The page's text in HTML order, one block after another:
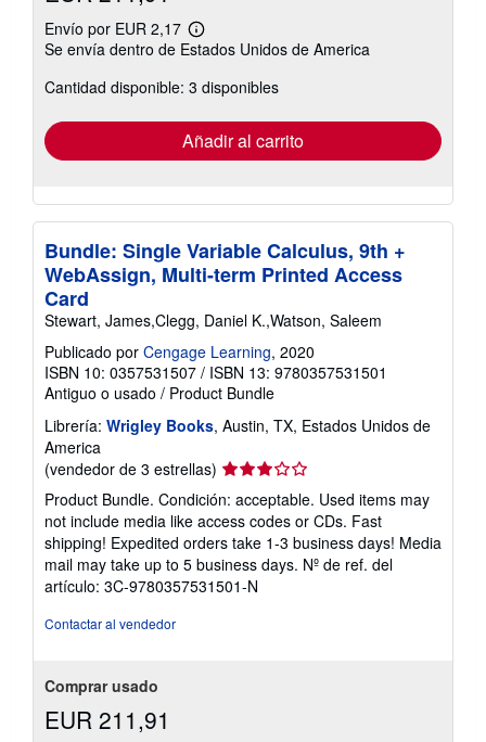
Envío por EUR 2,17
Más
información
las
tarifas
envío
Se envía dentro de Estados Unidos de America
Cantidad disponible: 3 disponibles
Añadir al carrito
Bundle: Single Variable Calculus, 9th +
WebAssign, Multi-term Printed Access
Card
Stewart, James,Clegg, Daniel K.,Watson, Saleem
Publicado por Cengage Learning, 2020
ISBN 10: 0357531507 / ISBN 13: 9780357531501
Antiguo o usado / Product Bundle
Librería: Wrigley Books, Austin, TX, Estados Unidos de
America
(vendedor de 3 estrellas) Calificación
vendedor:
3
de
5
estrellas
Product Bundle. Condición: acceptable. Used items may
not include media like access codes or CDs. Fast
shipping! Expedited orders take 1-3 business days! Media
mail may take up to 5 business days. Nº de ref. del
artículo: 3C-9780357531501-N
Contactar al vendedor
Comprar usado
EUR 211,91